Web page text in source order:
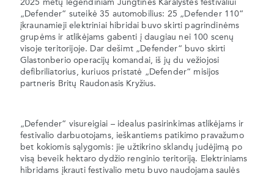
2025 metų legendiniam Jungtinės Karalystės festivaliui
„Defender“ suteikė 35 automobilius: 25 „Defender 110“
įkraunamieji elektriniai hibridai buvo skirti pagrindinėms
grupėms ir atlikėjams gabenti į daugiau nei 100 scenų
visoje teritorijoje. Dar dešimt „Defender“ buvo skirti
Glastonberio operacijų komandai, iš jų du vežiojosi
defibriliatorius, kuriuos pristatė „Defender“ misijos
partneris Britų Raudonasis Kryžius.
„Defender“ visureigiai – idealus pasirinkimas atlikėjams ir
festivalio darbuotojams, ieškantiems patikimo pravažumo
bet kokiomis sąlygomis: jie užtikrino sklandų judėjimą po
visą beveik hektaro dydžio renginio teritoriją. Elektriniams
hibridams įkrauti festivalio metu buvo naudojama saulės